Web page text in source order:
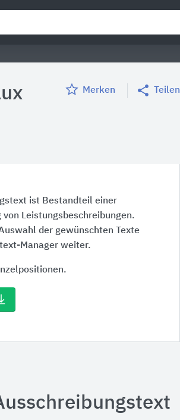
Merken Teilen
ist Bestandteil einer
Leistungsbeschreibungen.
der gewünschten Texte
Manager weiter.